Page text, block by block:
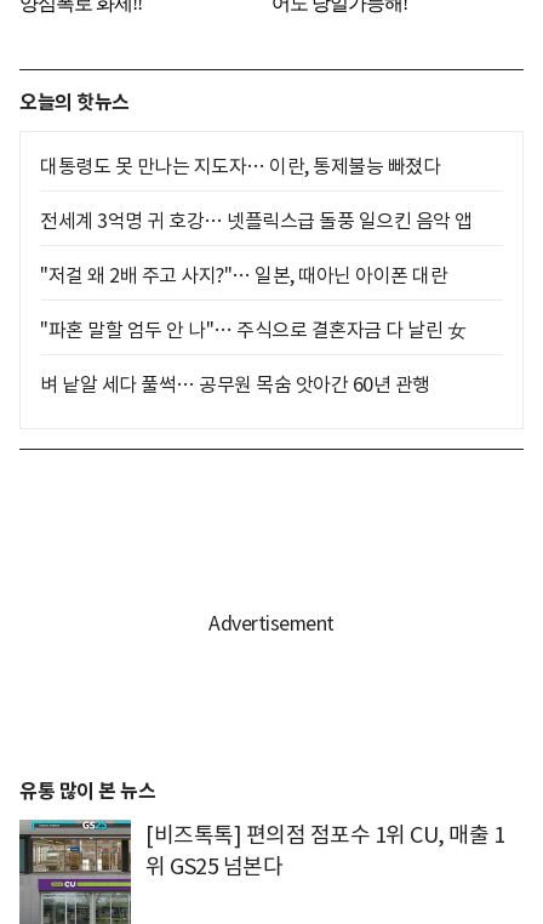
오늘의 핫뉴스
대통령도 못 만나는 지도자… 이란, 통제불능 빠졌다
전세계 3억명 귀 호강… 넷플릭스급 돌풍 일으킨 음악 앱
"저걸 왜 2배 주고 사지?"… 일본, 때아닌 아이폰 대란
"파혼 말할 엄두 안 나"… 주식으로 결혼자금 다 날린 女
벼 낱알 세다 풀썩… 공무원 목숨 앗아간 60년 관행
유통 많이 본 뉴스
[비즈톡톡] 편의점 점포수 1위 CU, 매출 1
위 GS25 넘본다